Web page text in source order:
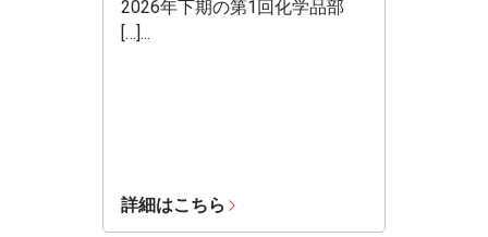
2026年下期の第1回化学品部
[…]...
詳細はこちら